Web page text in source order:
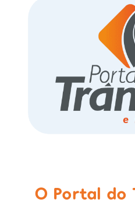
O Portal do